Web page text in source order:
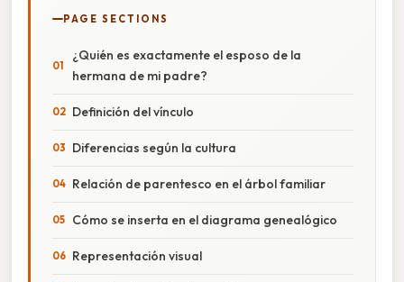
PAGE SECTIONS
¿Quién es exactamente el esposo de la
hermana de mi padre?
Definición del vínculo
Diferencias según la cultura
Relación de parentesco en el árbol familiar
Cómo se inserta en el diagrama genealógico
Representación visual